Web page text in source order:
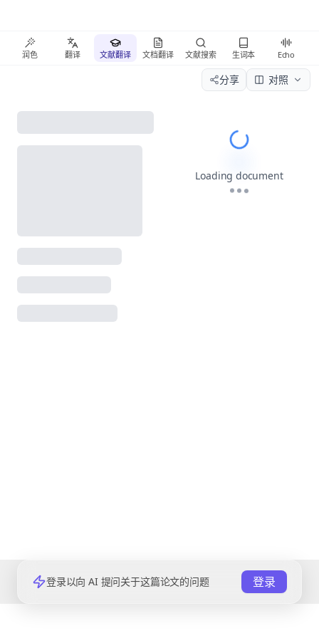
润色 翻译 文献翻译 文档翻译 文献搜索 生词本 Echo
分享 对照
登录以向 AI 提问关于这篇论文的问题 登录
Loading document
Please wait